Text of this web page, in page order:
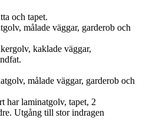
och tapet.
målade väggar, garderob och
kaklade väggar,
målade väggar, garderob och
har laminatgolv, tapet, 2
Utgång till stor indragen